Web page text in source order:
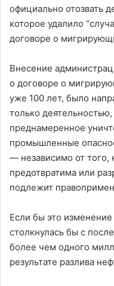
официально отозвать
которое удалило
договоре о
Внесение
о договоре о
уже 100 лет, было
только
преднамеренное
промышленные
— независимо от того,
предотвратима или
подлежит
Если бы это
столкнулась бы с
более чем одного
результате разлива